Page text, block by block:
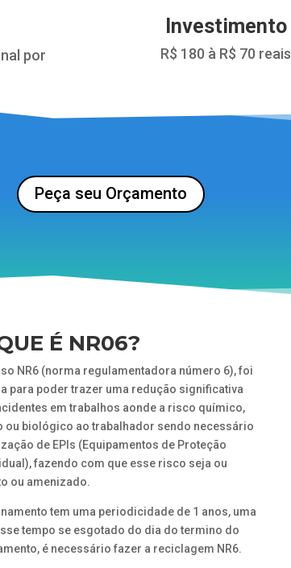
por
Investimento
R$ 180 à R$ 70 reais
Peça seu Orçamento
É NR06?
NR6 (norma regulamentadora número 6), foi
para poder trazer uma redução significativa
em trabalhos aonde a risco químico,
ou biológico ao trabalhador sendo necessário
de EPIs (Equipamentos de Proteção
fazendo com que esse risco seja ou
ou amenizado.
tem uma periodicidade de 1 anos, uma
tempo se esgotado do dia do termino do
é necessário fazer a reciclagem NR6.